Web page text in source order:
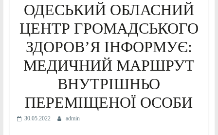
ОДЕСЬКИЙ ОБЛАСНИЙ
ЦЕНТР ГРОМАДСЬКОГО
ЗДОРОВ’Я ІНФОРМУЄ:
МЕДИЧНИЙ МАРШРУТ
ВНУТРІШНЬО
ПЕРЕМІЩЕНОЇ ОСОБИ
30.05.2022 admin